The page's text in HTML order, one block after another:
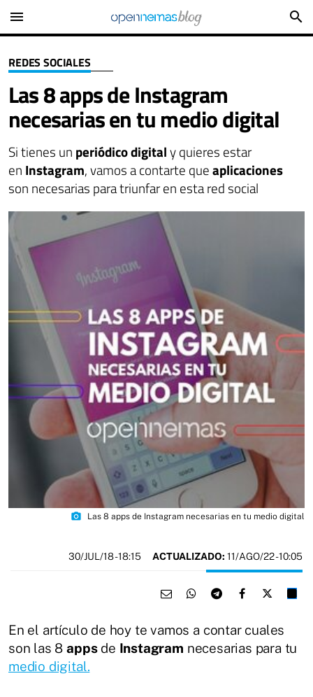
menu search
REDES SOCIALES
Las 8 apps de Instagram
necesarias en tu medio digital
Si tienes un periódico digitaly quieres estar
en Instagram, vamos a contarte queaplicaciones
son necesarias para triunfar en esta red social
photo_camera Las 8 apps de Instagram necesarias en tu medio digital
30/JUL/18- 18:15 ACTUALIZADO: 11/AGO/22 - 10:05
En el artículo de hoy te vamos a contar cuales
son las 8appsde Instagram necesarias para tu
medio digital.